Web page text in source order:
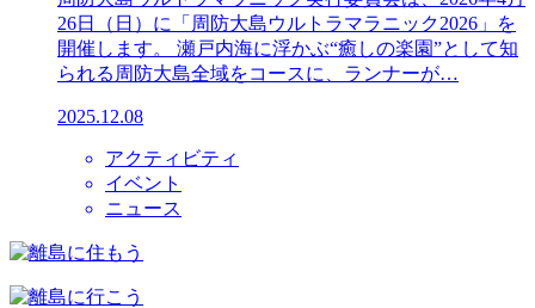
26日（日）に「周防大島ウルトラマラニック2026」を
開催します。 瀬戸内海に浮かぶ“癒しの楽園”として知
られる周防大島全域をコースに、ランナーが…
2025.12.08
アクティビティ
イベント
ニュース